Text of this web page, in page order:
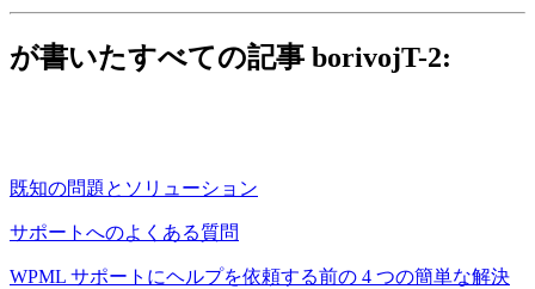
が書いたすべての記事 borivojT-2:
既知の問題とソリューション
サポートへのよくある質問
WPML サポートにヘルプを依頼する前の 4 つの簡単な解決